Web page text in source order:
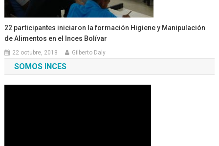
22 participantes iniciaron la formación Higiene y Manipulación
de Alimentos en el Inces Bolívar
22 octubre, 2018 Gilberto Daly
SOMOS INCES